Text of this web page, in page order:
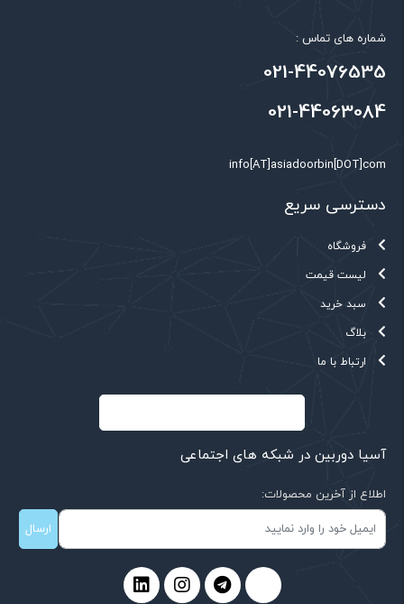
شماره های تماس :
021-44076535
021-44063084
info[AT]asiadoorbin[DOT]com
دسترسی سریع
فروشگاه
لیست قیمت
سبد خرید
بلاگ
ارتباط با ما
آسیا دوربین در شبکه های اجتماعی
اطلاع از آخرین محصولات:
ارسال